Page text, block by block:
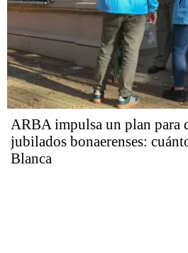
ARBA impulsa un plan para
jubilados bonaerenses:
Blanca